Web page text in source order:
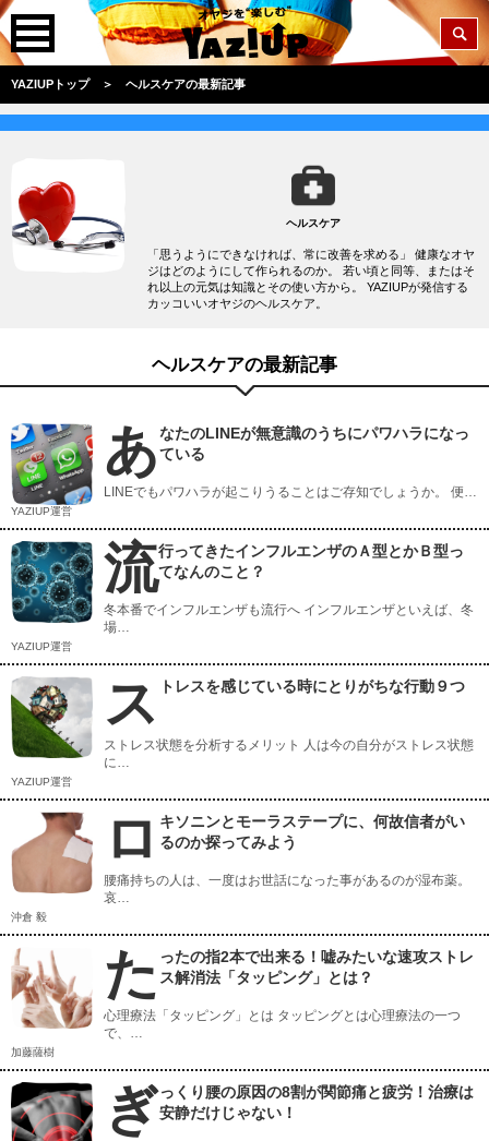
YAZIUPトップ ＞ ヘルスケアの最新記事
ヘルスケア
「思うようにできなければ、常に改善を求める」 健康なオヤ
ジはどのようにして作られるのか。 若い頃と同等、またはそ
れ以上の元気は知識とその使い方から。 YAZIUPが発信する
カッコいいオヤジのヘルスケア。
ヘルスケアの最新記事
あなたのLINEが無意識のうちにパワハラになっ
ている
LINEでもパワハラが起こりうることはご存知でしょうか。 便…
YAZIUP運営
流行ってきたインフルエンザのＡ型とかＢ型っ
てなんのこと？
冬本番でインフルエンザも流行へ インフルエンザといえば、冬
場…
YAZIUP運営
ス トレスを感じている時にとりがちな行動９つ
ストレス状態を分析するメリット 人は今の自分がストレス状態
に…
YAZIUP運営
ロ キソニンとモーラステープに、何故信者がい
るのか探ってみよう
腰痛持ちの人は、一度はお世話になった事があるのが湿布薬。
哀…
沖倉 毅
た ったの指2本で出来る！嘘みたいな速攻ストレ
ス解消法「タッピング」とは？
心理療法「タッピング」とは タッピングとは心理療法の一つ
で、…
加藤薩樹
ぎっくり腰の原因の8割が関節痛と疲労！治療は
安静だけじゃない！